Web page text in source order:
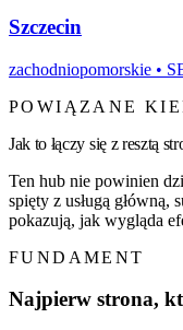
Szczecin
zachodniopomorskie •
POWIĄZANE
Jak to łączy się z resztą
Ten hub nie powinien
spięty z usługą główną,
pokazują, jak wygląda
FUNDAMENT
Najpierw strona,